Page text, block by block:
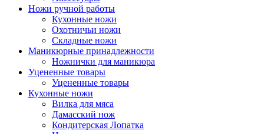
Ножи ручной работы
Кухонные ножи
Охотничьи ножи
Складные ножи
Маникюрные принадлежности
Ножнички для маникюра
Уцененные товары
Уцененные товары
Кухонные ножи
Вилка для мяса
Дамасский нож
Кондитерская Лопатка